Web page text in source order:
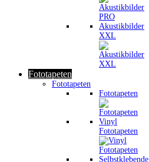
Akustikbilder
XXL
Fototapeten
Fototapeten
Fototapeten
Vinyl
Fototapeten
Selbstklebende